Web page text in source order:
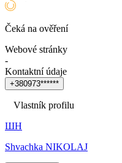
Čeká na ověření
Webové stránky
-
Kontaktní údaje
+380973******
Vlastník profilu
ШН
Shvachka NIKOLAJ